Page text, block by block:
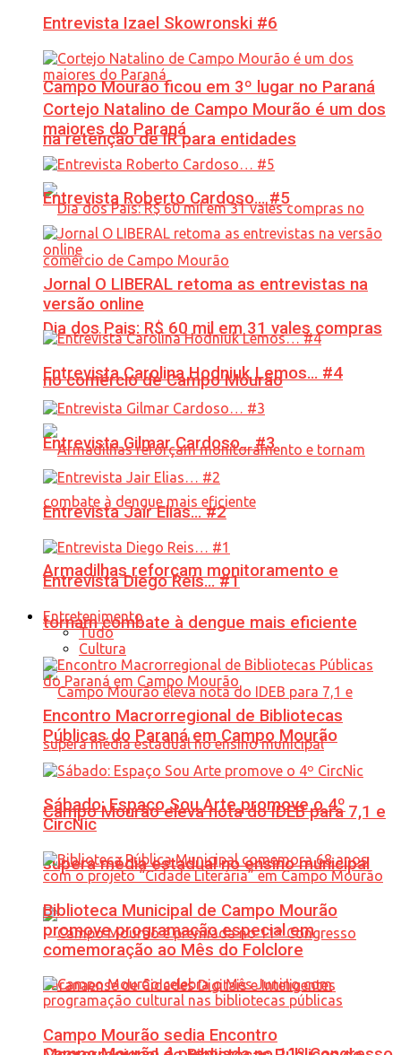
Campo Mourão ficou em 3º lugar no Paraná
na retenção de IR para entidades
Dia dos Pais: R$ 60 mil em 31 vales compras
no comércio de Campo Mourão
Armadilhas reforçam monitoramento e
tornam combate à dengue mais eficiente
Campo Mourão eleva nota do IDEB para 7,1 e
supera média estadual no ensino municipal
Entrevista Izael Skowronski #6
Cortejo Natalino de Campo Mourão é um dos
maiores do Paraná
Entrevista Roberto Cardoso… #5
Jornal O LIBERAL retoma as entrevistas na
versão online
Entrevista Carolina Hodniuk Lemos… #4
Entrevista Gilmar Cardoso… #3
Entrevista Jair Elias… #2
Entrevista Diego Reis… #1
Entretenimento
Tudo
Cultura
Encontro Macrorregional de Bibliotecas
Públicas do Paraná em Campo Mourão
Sábado: Espaço Sou Arte promove o 4º
CircNic
Biblioteca Municipal de Campo Mourão
promove programação especial em
comemoração ao Mês do Folclore
Campo Mourão sedia Encontro